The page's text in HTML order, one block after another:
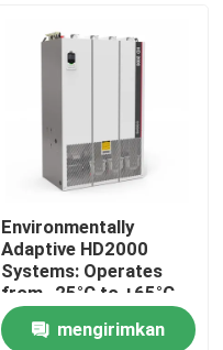
Environmentally
Adaptive HD2000
Systems: Operates
from -25°C to +65°C
and Humidity Up to
85%
mengirimkan